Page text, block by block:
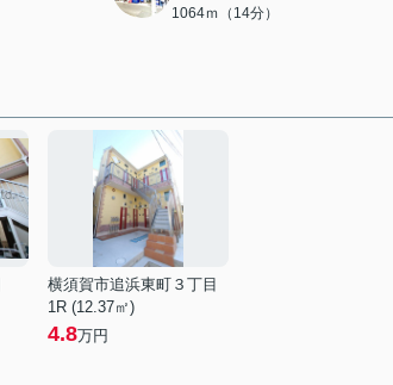
1064ｍ（14分）
横須賀市追浜東町３丁目
1R (12.37㎡)
4.8万円